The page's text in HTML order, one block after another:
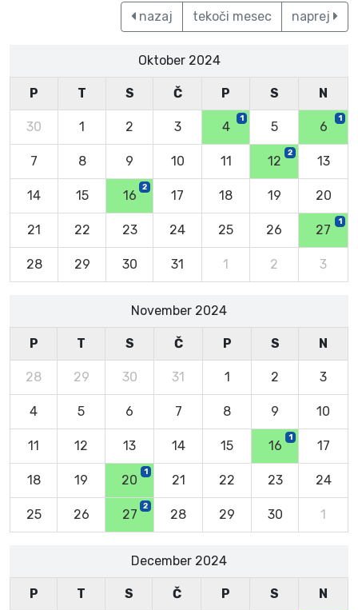
nazaj
tekoči mesec naprej
Oktober 2024
P T S Č P S N
30 1 2 3 4
1
5 6
1
7 8 9 10 11 12
2
13
14 15 16
2
17 18 19 20
21 22 23 24 25 26 27
1
28 29 30 31 1 2 3
November 2024
P T S Č P S N
28 29 30 31 1 2 3
4 5 6 7 8 9 10
11 12 13 14 15 16
1
17
18 19 20
1
21 22 23 24
25 26 27
2
28 29 30 1
December 2024
P T S Č P S N